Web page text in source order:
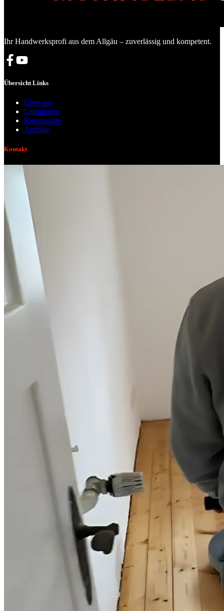
Ihr Handwerksprofi aus dem Allgäu – zuverlässig und kompetent.
Übersicht Links
Über uns
Leistungen
Kernpunkte
Anfrage
Kontakt